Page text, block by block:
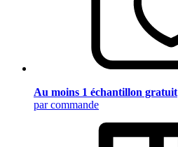
Au moins 1 échantillon gratuit
par commande